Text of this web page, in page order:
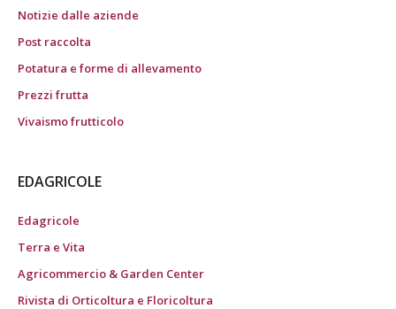
Notizie dalle aziende
Post raccolta
Potatura e forme di allevamento
Prezzi frutta
Vivaismo frutticolo
EDAGRICOLE
Edagricole
Terra e Vita
Agricommercio & Garden Center
Rivista di Orticoltura e Floricoltura